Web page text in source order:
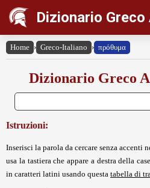
Dizionario
Home › Greco-Italiano › πρόθυμα
Dizionario Greco
Istruzioni:
Inserisci la parola da cercare senza accenti
usa la tastiera che appare a destra della
in caratteri latini usando questa tabella di